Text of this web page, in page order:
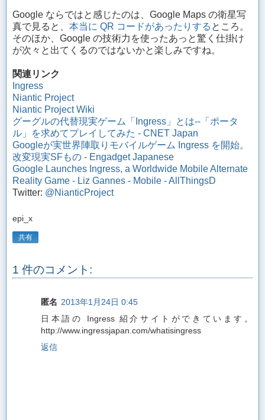
Google ならではと感じたのは、Google Maps の衛星写
真で見ると、 本当に QR コードがあったりする ところ。
そのほか、Google の技術力を使ったあっと驚く仕掛け
が次々と出てくるのではないかと楽しみですね。
関連リンク
Ingress
Niantic Project
Niantic Project Wiki
グーグルの代替現実ゲーム「Ingress」とは--「ポータ
ル」を求めてプレイしてみた - CNET Japan
Googleが実世界陣取りモバイルゲーム Ingress を開始。
改変現実SFもの - Engadget Japanese
Google Launches Ingress, a Worldwide Mobile Alternate
Reality Game - Liz Gannes - Mobile - AllThingsD
Twitter: @NianticProject
epi_x
共有
1 件のコメント:
匿名 2013年1月24日 0:45
日本語の Ingress 紹介サイトができています。
http://www.ingressjapan.com/whatisingress
返信